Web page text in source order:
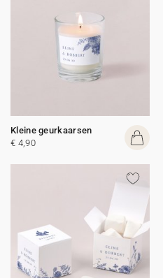
Kleine geurkaarsen
€ 4,90